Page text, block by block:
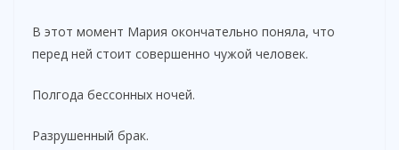
В этот момент Мария окончательно поняла, что
перед ней стоит совершенно чужой человек.
Полгода бессонных ночей.
Разрушенный брак.